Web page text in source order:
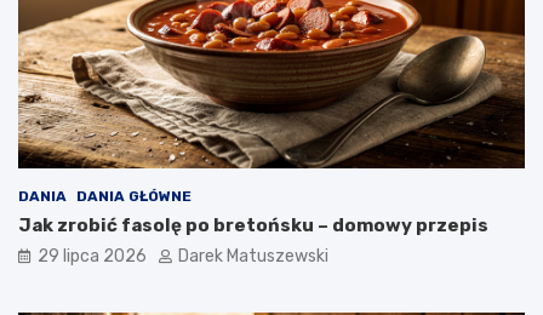
DANIA DANIA GŁÓWNE
Jak zrobić fasolę po bretońsku – domowy przepis
29 lipca 2026 Darek Matuszewski